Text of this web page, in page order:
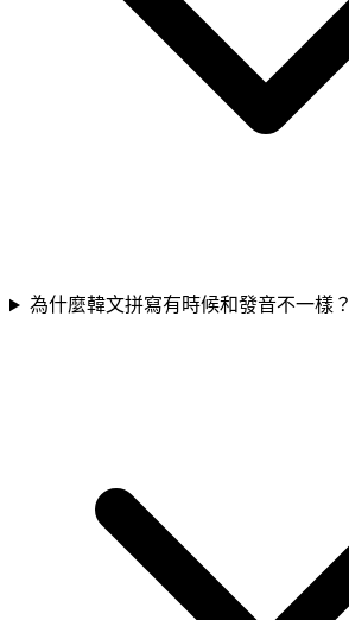
為什麼韓文拼寫有時候和發音不一樣？